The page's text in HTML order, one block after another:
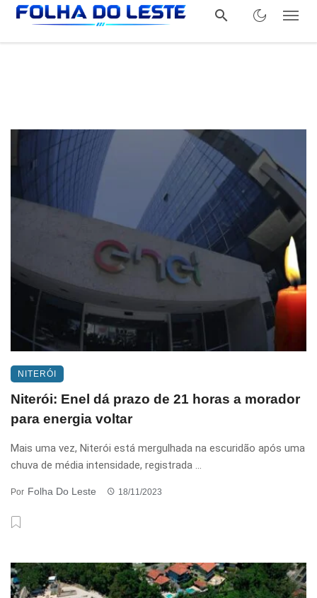
NITERÓI
Niterói: Enel dá prazo de 21 horas a morador
para energia voltar
Mais uma vez, Niterói está mergulhada na escuridão após uma
chuva de média intensidade, registrada ...
Por Folha Do Leste 18/11/2023